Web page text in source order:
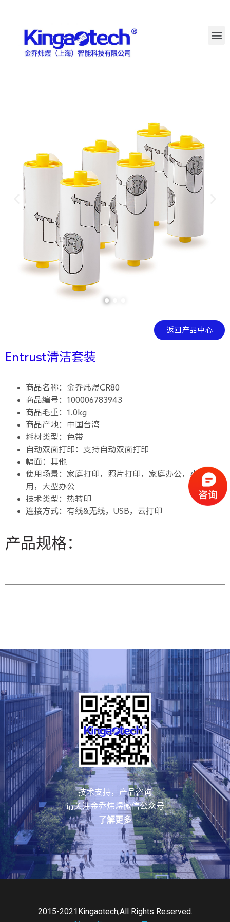
返回产品中心
Entrust清洁套装
商品名称：金乔炜煜CR80
商品编号：100006783943
商品毛重：1.0kg
商品产地：中国台湾
耗材类型：色带
自动双面打印：支持自动双面打印
幅面：其他
使用场景：家庭打印，照片打印，家庭办公，小型商
用，大型办公
技术类型：热转印
连接方式：有线&无线，USB，云打印
产品规格：
技术支持，产品咨询
请关注金乔炜煜微信公众号
了解更多
2015-2021Kingaotech,All Rights Reserved.